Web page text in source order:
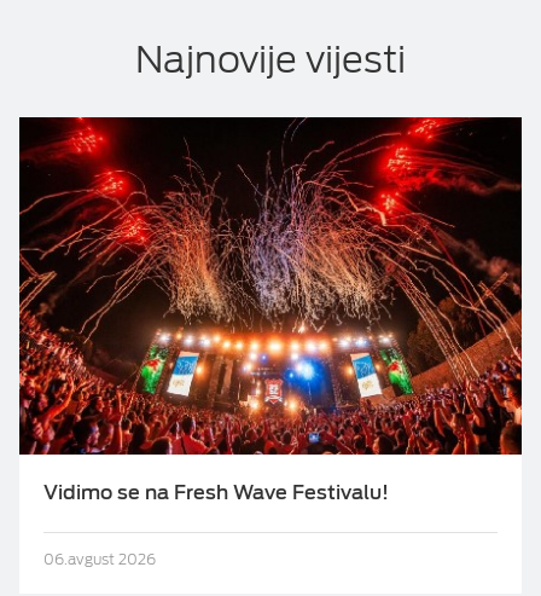
Najnovije vijesti
Vidimo se na Fresh Wave Festivalu!
06.avgust 2026